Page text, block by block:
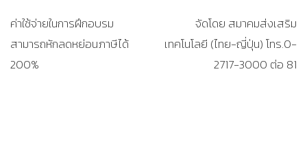
ค่าใช้จ่ายในการฝึกอบรม
สามารถหักลดหย่อนภาษีได้
200%
จัดโดย สมาคมส่งเสริม
เทคโนโลยี (ไทย-ญี่ปุ่น) โทร.0-
2717-3000 ต่อ 81